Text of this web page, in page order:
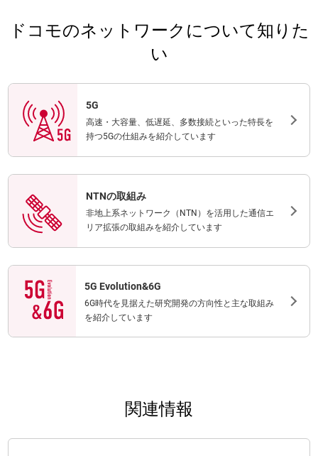
ドコモのネットワークについて知りた
い
5G
高速・大容量、低遅延、多数接続といった特長を
持つ5Gの仕組みを紹介しています
NTNの取組み
非地上系ネットワーク（NTN）を活用した通信エ
リア拡張の取組みを紹介しています
5G Evolution&6G
6G時代を見据えた研究開発の方向性と主な取組み
を紹介しています
関連情報